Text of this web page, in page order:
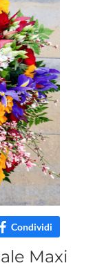
Condividi
Maxi